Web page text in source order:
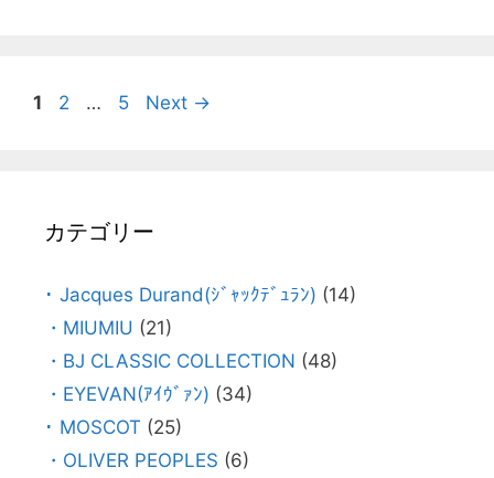
1 2 … 5 Next →
カテゴリー
･ Jacques Durand(ｼﾞｬｯｸﾃﾞｭﾗﾝ) (14)
・MIUMIU (21)
・BJ CLASSIC COLLECTION (48)
・EYEVAN(ｱｲｳﾞｧﾝ) (34)
･ MOSCOT (25)
・OLIVER PEOPLES (6)